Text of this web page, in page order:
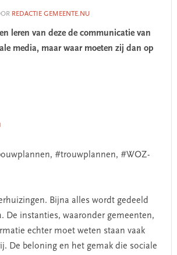
REDACTIE GEMEENTE.NU
leren van deze de communicatie van
media, maar waar moeten zij dan op
#trouwplannen, #WOZ-
Bijna alles wordt gedeeld
De instanties, waaronder gemeenten,
echter moet weten staan vaak
De beloning en het gemak die sociale